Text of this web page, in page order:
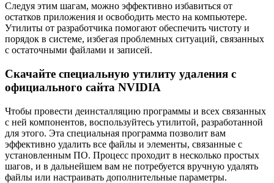
Следуя этим шагам, можно эффективно избавиться от
остатков приложения и освободить место на компьютере.
Утилиты от разработчика помогают обеспечить чистоту и
порядок в системе, избегая проблемных ситуаций, связанных
с остаточными файлами и записей.
Скачайте специальную утилиту удаления с
официального сайта NVIDIA
Чтобы провести деинсталляцию программы и всех связанных
с ней компонентов, воспользуйтесь утилитой, разработанной
для этого. Эта специальная программа позволит вам
эффективно удалить все файлы и элементы, связанные с
установленным ПО. Процесс проходит в несколько простых
шагов, и в дальнейшем вам не потребуется вручную удалять
файлы или настраивать дополнительные параметры.